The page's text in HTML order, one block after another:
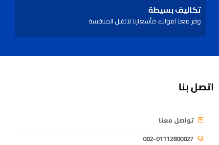
تكاليف بسيطة
وفر معنا اموالك فأسعارنا لاتقبل المنافسة
اتصل بنا
تواصل معنا
002-01112800027